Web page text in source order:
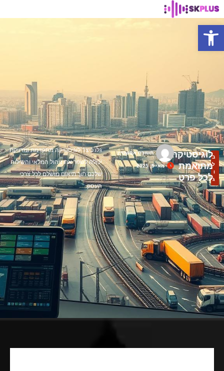
ב
ל
ו
ג
לוגיסטיקה
מתואמת
לכל פרט
תשורה אפשטיין
מאי 5, 2025
גלו כיצד לוגיסטיקה מתקדמת ומדויקת
יכולה לשפר את ניהול המלאי והשילוח
שלכם תוך תיאום מושלם לכל צרכי
העסק.
פתח סרגל נגישות